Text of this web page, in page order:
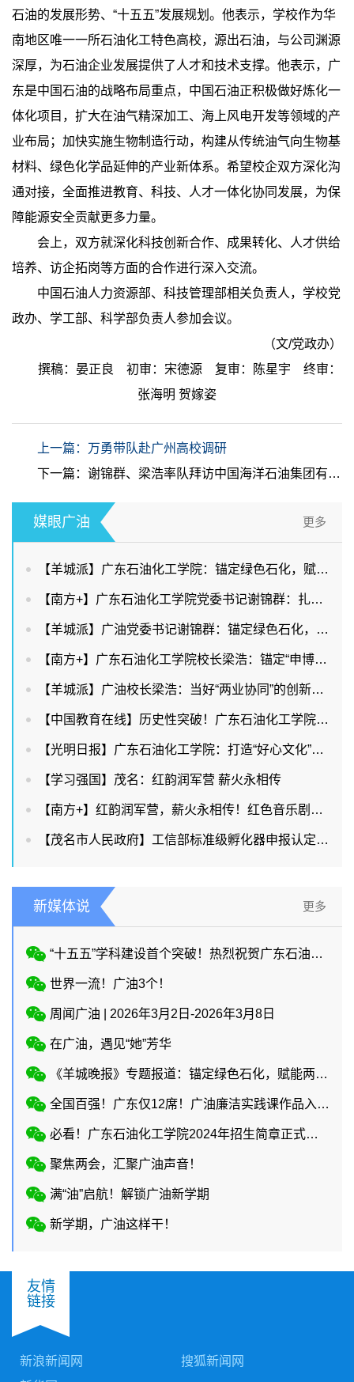
石油的发展形势、“十五五”发展规划。他表示，学校作为华
南地区唯一一所石油化工特色高校，源出石油，与公司渊源
深厚，为石油企业发展提供了人才和技术支撑。他表示，广
东是中国石油的战略布局重点，中国石油正积极做好炼化一
体化项目，扩大在油气精深加工、海上风电开发等领域的产
业布局；加快实施生物制造行动，构建从传统油气向生物基
材料、绿色化学品延伸的产业新体系。希望校企双方深化沟
通对接，全面推进教育、科技、人才一体化协同发展，为保
障能源安全贡献更多力量。
会上，双方就深化科技创新合作、成果转化、人才供给
培养、访企拓岗等方面的合作进行深入交流。
中国石油人力资源部、科技管理部相关负责人，学校党
政办、学工部、科学部负责人参加会议。
（文/党政办）
撰稿：晏正良 初审：宋德源 复审：陈星宇 终审：
张海明 贺嫁姿
上一篇：万勇带队赴广州高校调研
下一篇：谢锦群、梁浩率队拜访中国海洋石油集团有限公司
媒眼广油 更多
【羊城派】广东石油化工学院：锚定绿色石化，赋能两业协同
【南方+】广东石油化工学院党委书记谢锦群：扎根石化产业，赋能广东现代化产业体系建设
【羊城派】广油党委书记谢锦群：锚定绿色石化，赋能两业协同
【南方+】广东石油化工学院校长梁浩：锚定“申博改大”目标，持续提升服务能级
【羊城派】广油校长梁浩：当好“两业协同”的创新策源者和人才供给者
【中国教育在线】历史性突破！广东石油化工学院首获省教学成果奖特等奖，多项数据创新高！
【光明日报】广东石油化工学院：打造“好心文化”品牌 弘扬中华优秀传统文化
【学习强国】茂名：红韵润军营 薪火永相传
【南方+】红韵润军营，薪火永相传！红色音乐剧《长征魂·赤子心》走进武警茂名支队
【茂名市人民政府】工信部标准级孵化器申报认定研讨会在广东石油化工学院举行以标准级孵化器建设 赋能新质生产力与石化产业升级
新媒体说 更多
“十五五”学科建设首个突破！热烈祝贺广东石油化工学院“材料科学”学科新晋ESI全球前1%。这是学校在“十五五”开局之年取得的重大成果，学校ESI全球前1%学科数增至4个：工程学、化学、环境/生态学、材料科学。
世界一流！广油3个！
周闻广油 | 2026年3月2日-2026年3月8日
在广油，遇见“她”芳华
《羊城晚报》专题报道：锚定绿色石化，赋能两业协同
全国百强！广东仅12席！广油廉洁实践课作品入选教育部廉洁教育系列活动！
必看！广东石油化工学院2024年招生简章正式上线
聚焦两会，汇聚广油声音！
满“油”启航！解锁广油新学期
新学期，广油这样干！
友情
链接
新浪新闻网
搜狐新闻网